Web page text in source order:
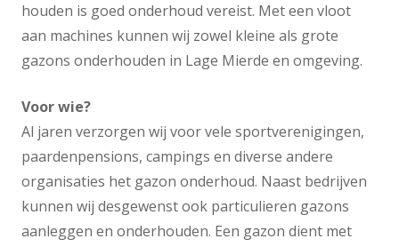
houden is goed onderhoud vereist. Met een vloot
aan machines kunnen wij zowel kleine als grote
gazons onderhouden in Lage Mierde en omgeving.
Voor wie?
Al jaren verzorgen wij voor vele sportverenigingen,
paardenpensions, campings en diverse andere
organisaties het gazon onderhoud. Naast bedrijven
kunnen wij desgewenst ook particulieren gazons
aanleggen en onderhouden. Een gazon dient met